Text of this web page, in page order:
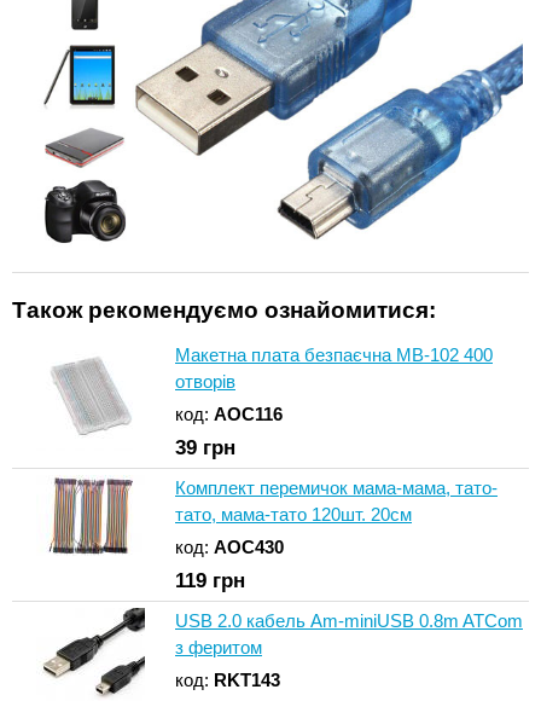
Також рекомендуємо ознайомитися:
Макетна плата безпаєчна MB-102 400
отворів
код: AOC116
39 грн
Комплект перемичок мама-мама, тато-
тато, мама-тато 120шт. 20см
код: AOC430
119 грн
USB 2.0 кабель Am-miniUSB 0.8m ATCom
з феритом
код: RKT143